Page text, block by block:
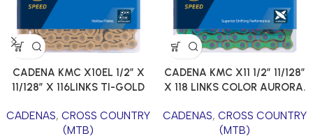
CADENA KMC X10EL 1/2″ X
11/128″ X 116LINKS TI-GOLD
SERIES
CADENAS, CROSS COUNTRY
(MTB)
CADENA KMC X11 1/2″ 11/128″
X 118 LINKS COLOR AURORA.
CADENAS, CROSS COUNTRY
(MTB)